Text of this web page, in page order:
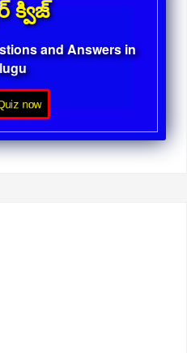
క్విజ్
and Answers in
now